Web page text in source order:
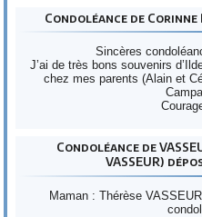
Condoléance de Corinne
Sincères
J’ai de très bons souvenirs
chez mes parents (Alain et
Condoléance de
VASSEUR)
Maman : Thérèse